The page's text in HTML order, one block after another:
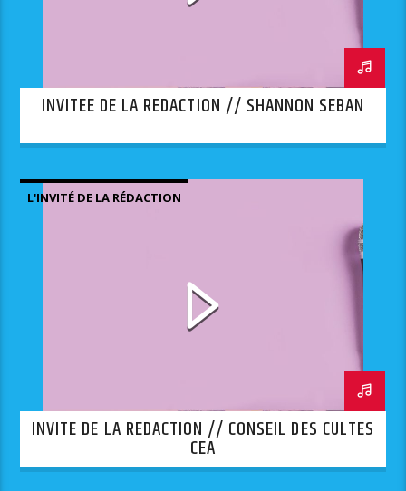
INVITEE DE LA REDACTION // SHANNON SEBAN
L'INVITÉ DE LA RÉDACTION
INVITE DE LA REDACTION // CONSEIL DES CULTES
CEA